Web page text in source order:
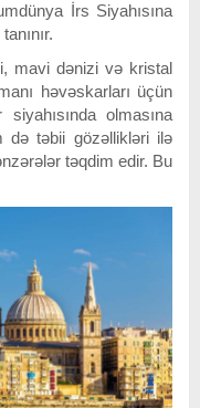
İrs Siyahısına
mavi dənizi və kristal
həvəskarları üçün
olmasına
də təbii gözəllikləri ilə
təqdim edir. Bu